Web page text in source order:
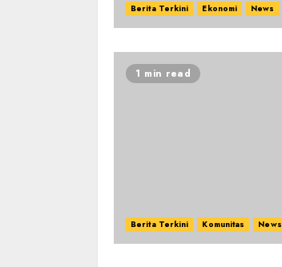
Berita Terkini Ekonomi News
1 min read
Berita Terkini Komunitas News